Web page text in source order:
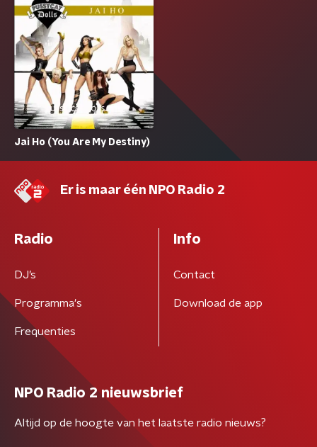
Jai Ho (You Are My Destiny)
Er is maar één NPO Radio 2
Radio
DJ’s
Programma's
Frequenties
Info
Contact
Download de app
NPO Radio 2 nieuwsbrief
Altijd op de hoogte van het laatste radio nieuws?